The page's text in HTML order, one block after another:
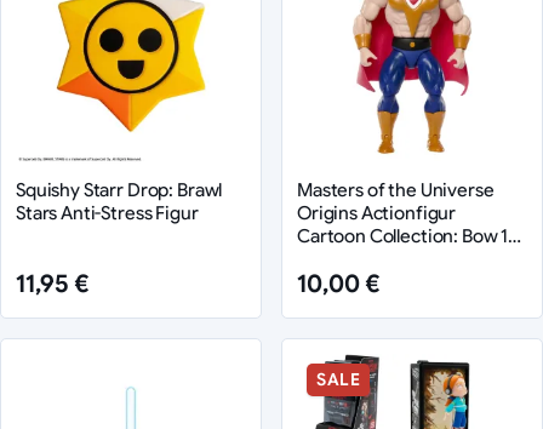
Squishy Starr Drop: Brawl
Stars Anti-Stress Figur
11,95 €
Masters of the Universe
Origins Actionfigur
Cartoon Collection: Bow 14
10,00 €
SALE